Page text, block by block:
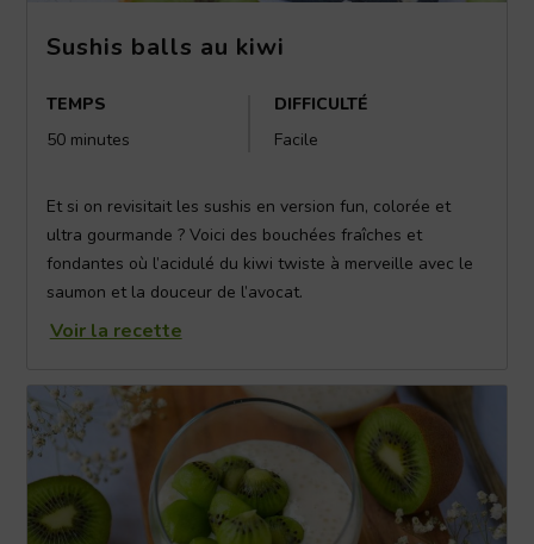
Sushis balls au kiwi
TEMPS
50 minutes
DIFFICULTÉ
Facile
Et si on revisitait les sushis en version fun, colorée et
ultra gourmande ? Voici des bouchées fraîches et
fondantes où l’acidulé du kiwi twiste à merveille avec le
saumon et la douceur de l’avocat.
Voir la recette